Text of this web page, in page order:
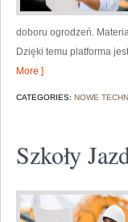
doboru ogrodzeń.
Dzięki temu platforma
More ]
CATEGORIES: NOWE
Szkoły